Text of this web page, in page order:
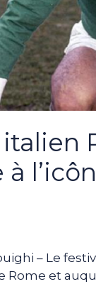
– Le
Rome et